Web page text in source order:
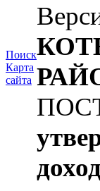
Поиск
Карта
сайта